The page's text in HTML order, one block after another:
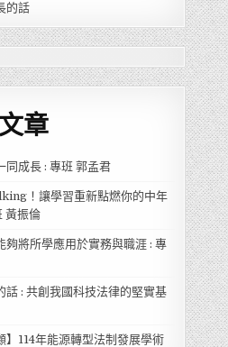
的話
章
同成長 : 專班 郭孟君
！讓學習重新點燃你的中年
黃振倫
夠將所學應用於實務與職涯 : 專
話 : 共創我國科技法律的堅實基
】114年能源轉型法制發展學術